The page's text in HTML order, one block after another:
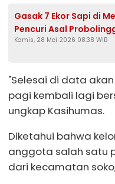
Gasak 7 Ekor Sapi di
Pencuri Asal
Kamis, 28 Mei 2026 08:38 WIB
"Selesai di data
pagi kembali lagi
ungkap Kasihumas.
Diketahui bahwa
anggota salah satu
dari kecamatan